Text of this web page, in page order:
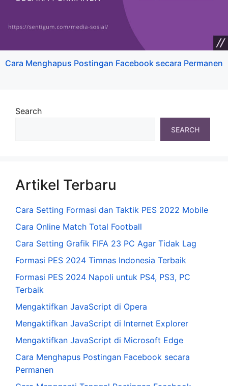
Cara Menghapus Postingan Facebook secara Permanen
Search
SEARCH
Artikel Terbaru
Cara Setting Formasi dan Taktik PES 2022 Mobile
Cara Online Match Total Football
Cara Setting Grafik FIFA 23 PC Agar Tidak Lag
Formasi PES 2024 Timnas Indonesia Terbaik
Formasi PES 2024 Napoli untuk PS4, PS3, PC
Terbaik
Mengaktifkan JavaScript di Opera
Mengaktifkan JavaScript di Internet Explorer
Mengaktifkan JavaScript di Microsoft Edge
Cara Menghapus Postingan Facebook secara
Permanen